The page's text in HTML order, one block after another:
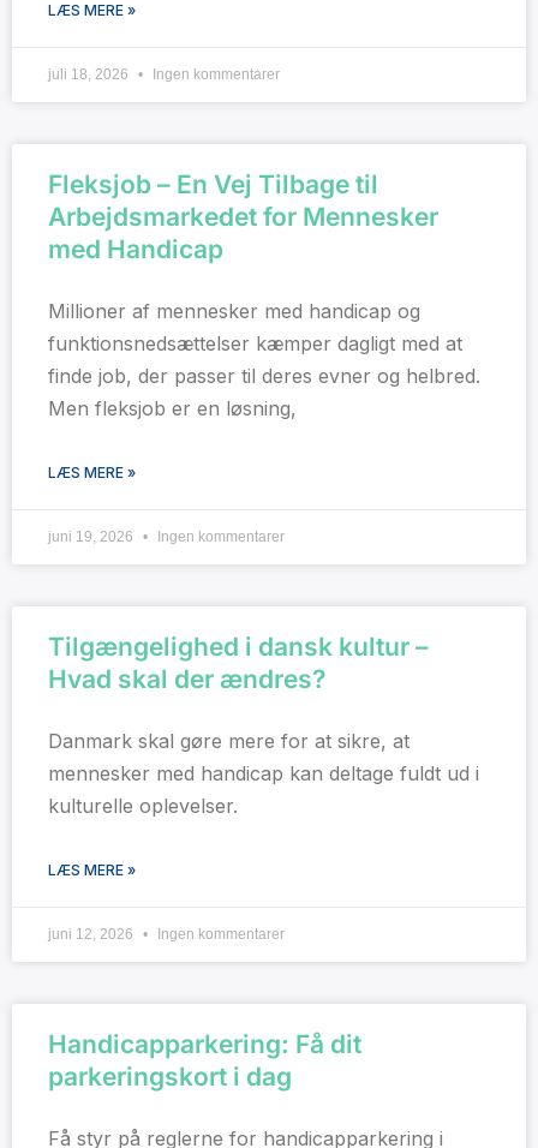
LÆS MERE »
juli 18, 2026 Ingen kommentarer
Fleksjob – En Vej Tilbage til
Arbejdsmarkedet for Mennesker
med Handicap
Millioner af mennesker med handicap og
funktionsnedsættelser kæmper dagligt med at
finde job, der passer til deres evner og helbred.
Men fleksjob er en løsning,
LÆS MERE »
juni 19, 2026 Ingen kommentarer
Tilgængelighed i dansk kultur –
Hvad skal der ændres?
Danmark skal gøre mere for at sikre, at
mennesker med handicap kan deltage fuldt ud i
kulturelle oplevelser.
LÆS MERE »
juni 12, 2026 Ingen kommentarer
Handicapparkering: Få dit
parkeringskort i dag
Få styr på reglerne for handicapparkering i